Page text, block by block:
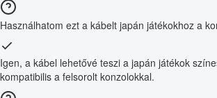
Használhatom ezt a kábelt japán játékokhoz a
Igen, a kábel lehetővé teszi a japán játékok
kompatibilis a felsorolt konzolokkal.